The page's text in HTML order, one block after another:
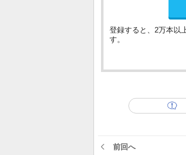
登録すると、2万本以
す。
前回へ